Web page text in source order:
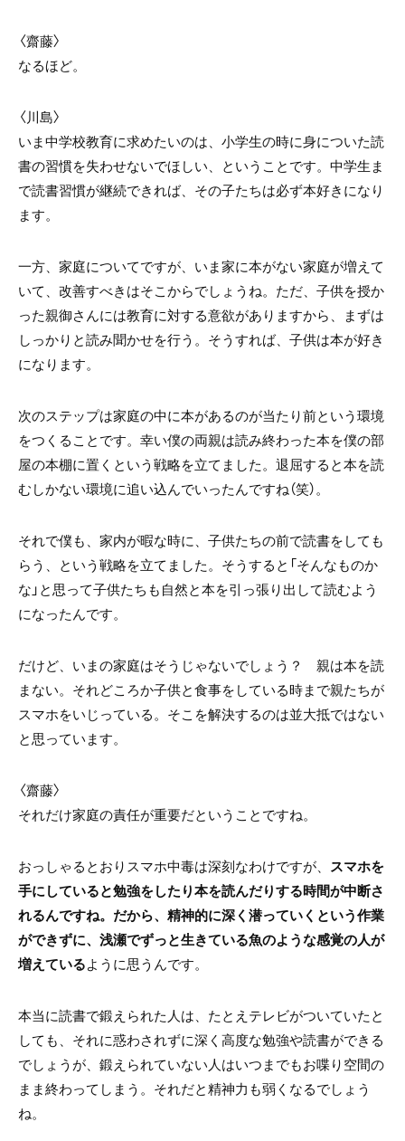
〈齋藤〉
なるほど。
〈川島〉
いま中学校教育に求めたいのは、小学生の時に身についた読
書の習慣を失わせないでほしい、ということです。中学生ま
で読書習慣が継続できれば、その子たちは必ず本好きになり
ます。
一方、家庭についてですが、いま家に本がない家庭が増えて
いて、改善すべきはそこからでしょうね。ただ、子供を授か
った親御さんには教育に対する意欲がありますから、まずは
しっかりと読み聞かせを行う。そうすれば、子供は本が好き
になります。
次のステップは家庭の中に本があるのが当たり前という環境
をつくることです。幸い僕の両親は読み終わった本を僕の部
屋の本棚に置くという戦略を立てました。退屈すると本を読
むしかない環境に追い込んでいったんですね（笑）。
それで僕も、家内が暇な時に、子供たちの前で読書をしても
らう、という戦略を立てました。そうすると「そんなものか
な」と思って子供たちも自然と本を引っ張り出して読むよう
になったんです。
だけど、いまの家庭はそうじゃないでしょう？ 親は本を読
まない。それどころか子供と食事をしている時まで親たちが
スマホをいじっている。そこを解決するのは並大抵ではない
と思っています。
〈齋藤〉
それだけ家庭の責任が重要だということですね。
おっしゃるとおりスマホ中毒は深刻なわけですが、 スマホを
手にしていると勉強をしたり本を読んだりする時間が中断さ
れるんですね。だから、精神的に深く潜っていくという作業
ができずに、浅瀬でずっと生きている魚のような感覚の人が
増えているように思うんです。
本当に読書で鍛えられた人は、たとえテレビがついていたと
しても、それに惑わされずに深く高度な勉強や読書ができる
でしょうが、鍛えられていない人はいつまでもお喋り空間の
まま終わってしまう。それだと精神力も弱くなるでしょう
ね。